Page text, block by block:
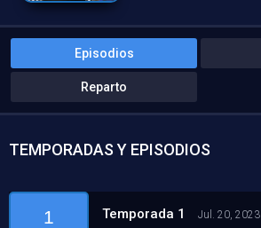
Episodios
Reparto
TEMPORADAS Y EPISODIOS
1 Temporada 1 Jul. 20, 2023